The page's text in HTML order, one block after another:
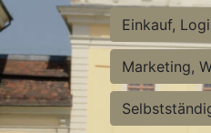
Einkauf,
Marketing,